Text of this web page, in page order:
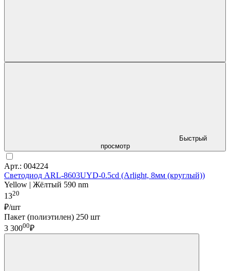
Быстрый
просмотр
Арт.: 004224
Светодиод ARL-8603UYD-0.5cd (Arlight, 8мм (круглый))
Yellow | Жёлтый 590 nm
1320
₽/шт
Пакет (полиэтилен) 250 шт
3 30000₽